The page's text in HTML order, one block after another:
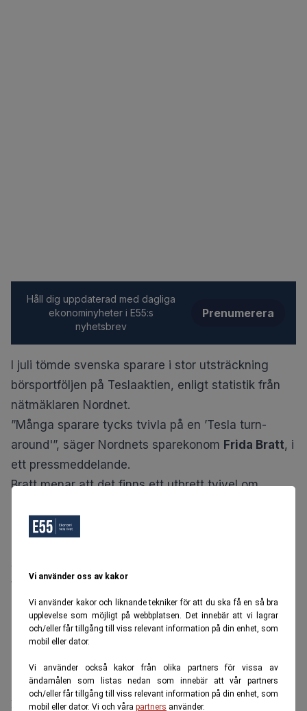
Vi använder oss av kakor
Vi använder kakor och liknande tekniker för att du ska få en så bra
upplevelse som möjligt på webbplatsen. Det innebär att vi lagrar
och/eller får tillgång till viss relevant information på din enhet, som
mobil eller dator.
Vi använder också kakor från olika partners för vissa av
ändamålen som listas nedan som innebär att vår partners
och/eller får tillgång till viss relevant information på din enhet, som
mobil eller dator. Vi och våra partners använder.
Håll dig uppdaterad med dagliga
ekonominyheter i E55:s
nyhetsbrev
Prenumerera
I juli tömde svenska sparare i stor utsträckning
börsportföljen på Teslaaktien, enligt statistik från
nätmäklaren Nordnet.
”Många sparare tycks tvivla på en ’Tesla turn-
around'”, säger Nordnets sparekonom Frida Bratt, i
ett pressmeddelande.
Bratt menar att det finns ett utbrett tvivel om
rabatterna på flera av den amerikanska
tåget, så att säga, när bolaget kom in med sin
leveransstatistik innan detsvaga rapportsläppet
Leveranssiffrorna var inte så pjåkiga som
experterna hade räknat med, vilket fick aktien att
rusa och i samma veva utlösa en flykt från Teslas
aktie fart.
Ratar Tesla och köper Investor